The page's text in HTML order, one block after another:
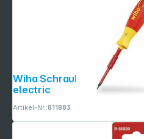
Wiha Schraubendreher mit Bit Magazin LiftUp
electric
Artikel-Nr.:811883